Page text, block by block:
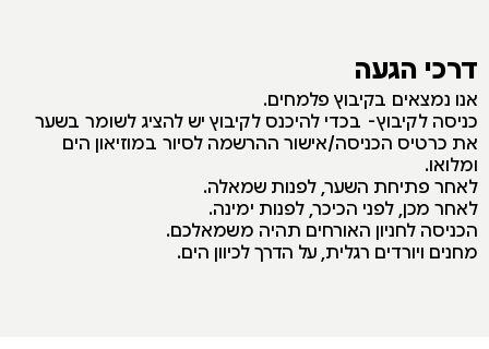
דרכי הגעה
אנו נמצאים בקיבוץ פלמחים.
כניסה לקיבוץ- בכדי להיכנס לקיבוץ יש להציג לשומר בשער
את כרטיס הכניסה/אישור ההרשמה לסיור במוזיאון הים
ומלואו.
לאחר פתיחת השער, לפנות שמאלה.
לאחר מכן, לפני הכיכר, לפנות ימינה.
הכניסה לחניון האורחים תהיה משמאלכם.
מחנים ויורדים רגלית, על הדרך לכיוון הים.